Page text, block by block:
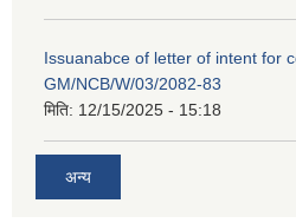
Issuanabce of letter of intent for
GM/NCB/W/03/2082-83
मिति: 12/15/2025 - 15:18
अन्य